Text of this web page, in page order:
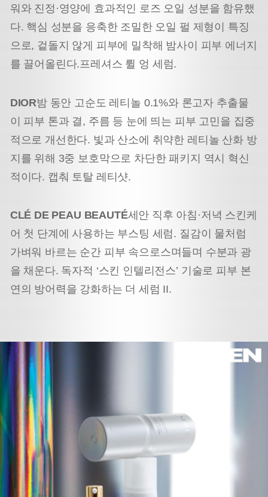
워와 진정·영양에 효과적인 로즈 오일 성분을 함유했
다. 핵심 성분을 응축한 조밀한 오일 펄 제형이 특징
으로, 겉돌지 않게 피부에 밀착해 밤사이 피부 에너지
를 끌어올린다.프레셔스 륄 엉 세럼.
DIOR밤 동안 고순도 레티놀 0.1%와 론고자 추출물
이 피부 톤과 결, 주름 등 눈에 띄는 피부 고민을 집중
적으로 개선한다. 빛과 산소에 취약한 레티놀 산화 방
지를 위해 3중 보호막으로 차단한 패키지 역시 혁신
적이다. 캡춰 토탈 레티샷.
CLÉ DE PEAU BEAUTÉ세안 직후 아침·저녁 스킨케
어 첫 단계에 사용하는 부스팅 세럼. 질감이 물처럼
가벼워 바르는 순간 피부 속으로스며들며 수분과 광
을 채운다. 독자적 ‘스킨 인텔리전스’ 기술로 피부 본
연의 방어력을 강화하는 더 세럼 II.